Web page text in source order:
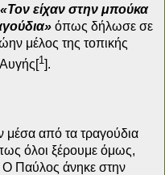
«Τον είχαν στην μπούκα
όπως δήλωσε σε
μέλος της τοπικής
1].
μέσα από τα τραγούδια
όλοι ξέρουμε όμως,
Ο Παύλος άνηκε στην